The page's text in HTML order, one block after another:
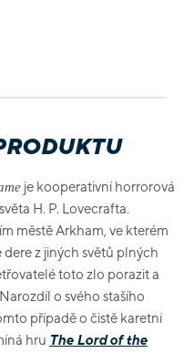
je kooperativní horrorová
H. P. Lovecrafta.
městě Arkham, ve kterém
z jiných světů plných
toto zlo porazit a
o svého stašího
případě o čistě karetní
hru The Lord of the